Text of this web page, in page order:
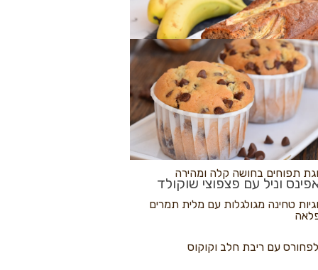
פיצה
בננות
וניל עם פצפוצי שוקולד
נקראים
תפוחים בחושה קלה ומהירה
טחינה מגולגלות עם מלית תמרים
עם ריבת חלב וקוקוס